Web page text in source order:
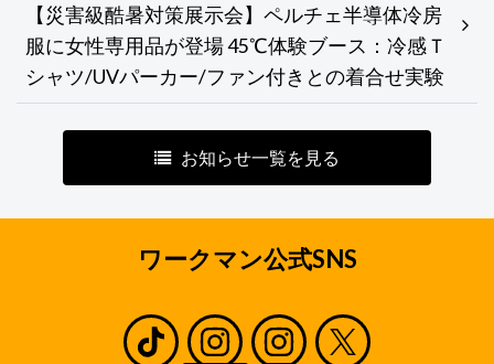
【災害級酷暑対策展示会】ペルチェ半導体冷房
服に女性専用品が登場 45℃体験ブース：冷感Ｔ
シャツ/UVパーカー/ファン付きとの着合せ実験
お知らせ一覧を見る
ワークマン公式SNS